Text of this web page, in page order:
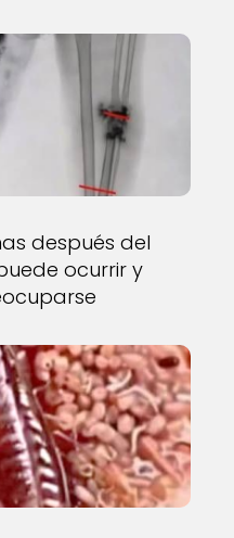
después del
ocurrir y